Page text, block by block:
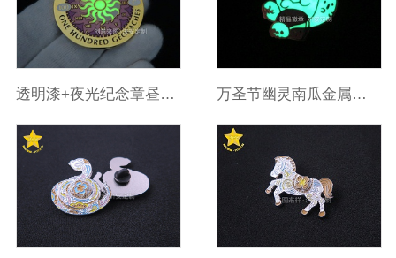
透明漆+夜光纪念章昼夜视觉效果双绝！来自东莞济安徽章工厂 万圣节幽灵南瓜金属夜光徽章,氛围感节日装饰饰品